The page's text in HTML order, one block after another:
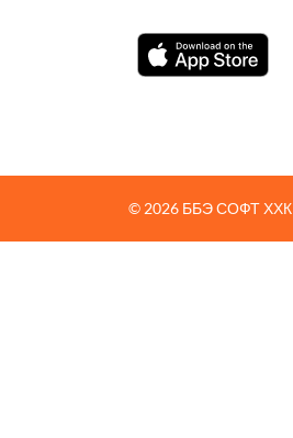
© 2026 ББЭ СОФТ ХХК